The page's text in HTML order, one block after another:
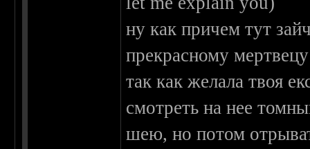
ну как причем тут
прекрасному
так как желала твоя
смотреть на нее
шею, но потом